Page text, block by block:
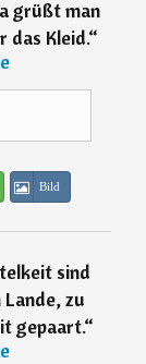
grüßt man
das Kleid.“
Bild
sind
zu
gepaart.“